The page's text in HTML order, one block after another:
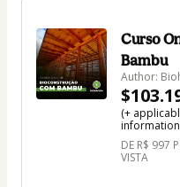
Curso
Bambu
Author:
(+
DE R$ 997
VISTA